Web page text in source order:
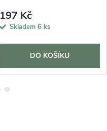
197 Kč
Skladem 6 ks
DO KOŠÍKU